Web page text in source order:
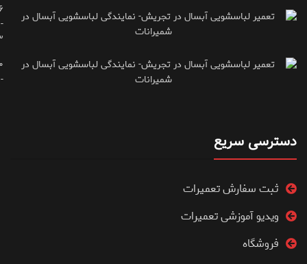
-
-
دسترسی سریع
ثبت سفارش تعمیرات
ویدیو آموزشی تعمیرات
فروشگاه